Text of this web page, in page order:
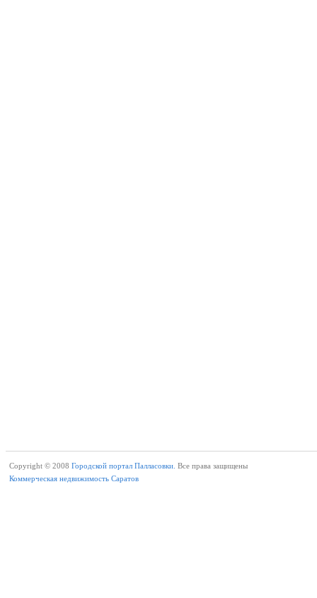
Copyright © 2008 Городской портал Палласовки. Все права защищены
Коммерческая недвижимость Саратов